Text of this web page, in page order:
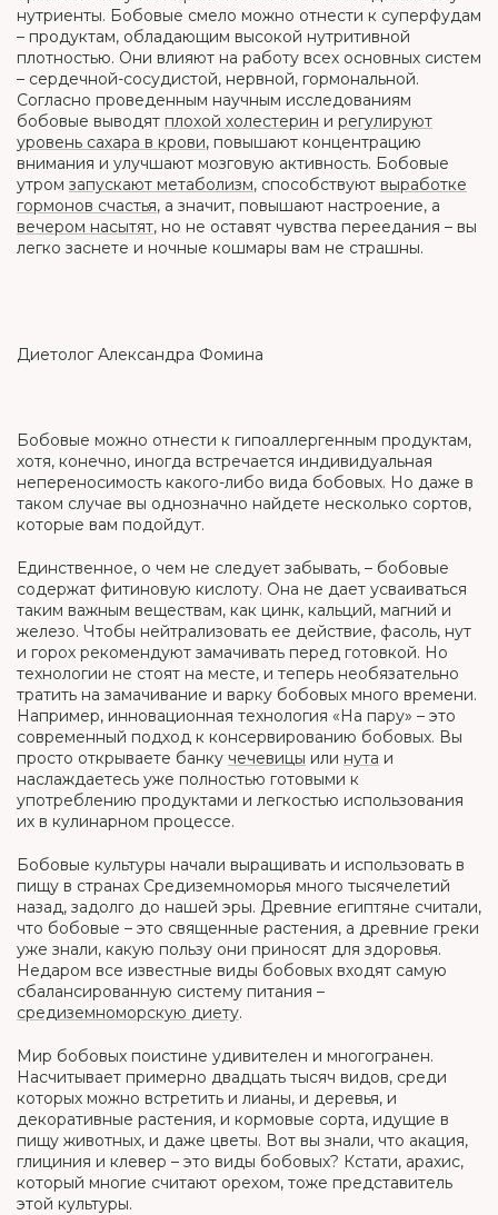
нутриенты. Бобовые смело можно отнести к суперфудам
– продуктам, обладающим высокой нутритивной
плотностью. Они влияют на работу всех основных систем
– сердечной-сосудистой, нервной, гормональной.
Согласно проведенным научным исследованиям
бобовые выводят плохой холестерин и регулируют
уровень сахара в крови, повышают концентрацию
внимания и улучшают мозговую активность. Бобовые
утром запускают метаболизм, способствуют выработке
гормонов счастья, а значит, повышают настроение, а
вечером насытят, но не оставят чувства переедания – вы
легко заснете и ночные кошмары вам не страшны.
Диетолог Александра Фомина
Бобовые можно отнести к гипоаллергенным продуктам,
хотя, конечно, иногда встречается индивидуальная
непереносимость какого-либо вида бобовых. Но даже в
таком случае вы однозначно найдете несколько сортов,
которые вам подойдут.
Единственное, о чем не следует забывать, – бобовые
содержат фитиновую кислоту. Она не дает усваиваться
таким важным веществам, как цинк, кальций, магний и
железо. Чтобы нейтрализовать ее действие, фасоль, нут
и горох рекомендуют замачивать перед готовкой. Но
технологии не стоят на месте, и теперь необязательно
тратить на замачивание и варку бобовых много времени.
Например, инновационная технология «На пару» – это
современный подход к консервированию бобовых. Вы
просто открываете банку чечевицы или нута и
наслаждаетесь уже полностью готовыми к
употреблению продуктами и легкостью использования
их в кулинарном процессе.
Бобовые культуры начали выращивать и использовать в
пищу в странах Средиземноморья много тысячелетий
назад, задолго до нашей эры. Древние египтяне считали,
что бобовые – это священные растения, а древние греки
уже знали, какую пользу они приносят для здоровья.
Недаром все известные виды бобовых входят самую
сбалансированную систему питания –
средиземноморскую диету.
Мир бобовых поистине удивителен и многогранен.
Насчитывает примерно двадцать тысяч видов, среди
которых можно встретить и лианы, и деревья, и
декоративные растения, и кормовые сорта, идущие в
пищу животных, и даже цветы. Вот вы знали, что акация,
глициния и клевер – это виды бобовых? Кстати, арахис,
который многие считают орехом, тоже представитель
этой культуры.